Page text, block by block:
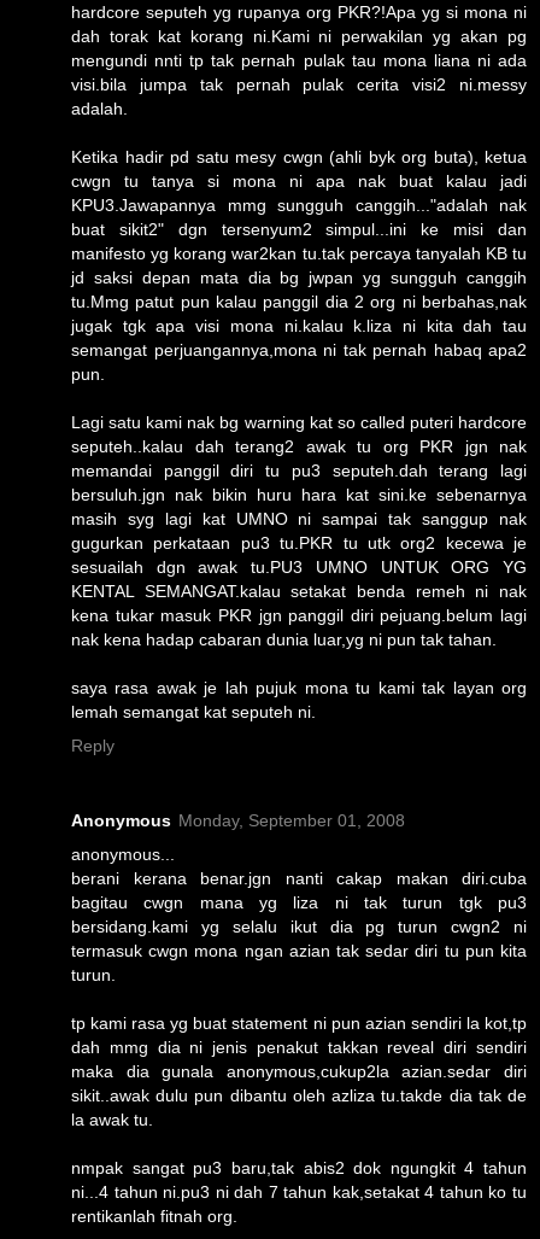
hardcore seputeh yg rupanya org PKR?!Apa yg si mona ni
dah torak kat korang ni.Kami ni perwakilan yg akan pg
mengundi nnti tp tak pernah pulak tau mona liana ni ada
visi.bila jumpa tak pernah pulak cerita visi2 ni.messy
adalah.
Ketika hadir pd satu mesy cwgn (ahli byk org buta), ketua
cwgn tu tanya si mona ni apa nak buat kalau jadi
KPU3.Jawapannya mmg sungguh canggih..."adalah nak
buat sikit2" dgn tersenyum2 simpul...ini ke misi dan
manifesto yg korang war2kan tu.tak percaya tanyalah KB tu
jd saksi depan mata dia bg jwpan yg sungguh canggih
tu.Mmg patut pun kalau panggil dia 2 org ni berbahas,nak
jugak tgk apa visi mona ni.kalau k.liza ni kita dah tau
semangat perjuangannya,mona ni tak pernah habaq apa2
pun.
Lagi satu kami nak bg warning kat so called puteri hardcore
seputeh..kalau dah terang2 awak tu org PKR jgn nak
memandai panggil diri tu pu3 seputeh.dah terang lagi
bersuluh.jgn nak bikin huru hara kat sini.ke sebenarnya
masih syg lagi kat UMNO ni sampai tak sanggup nak
gugurkan perkataan pu3 tu.PKR tu utk org2 kecewa je
sesuailah dgn awak tu.PU3 UMNO UNTUK ORG YG
KENTAL SEMANGAT.kalau setakat benda remeh ni nak
kena tukar masuk PKR jgn panggil diri pejuang.belum lagi
nak kena hadap cabaran dunia luar,yg ni pun tak tahan.
saya rasa awak je lah pujuk mona tu kami tak layan org
lemah semangat kat seputeh ni.
Reply
Anonymous Monday, September 01, 2008
anonymous...
berani kerana benar.jgn nanti cakap makan diri.cuba
bagitau cwgn mana yg liza ni tak turun tgk pu3
bersidang.kami yg selalu ikut dia pg turun cwgn2 ni
termasuk cwgn mona ngan azian tak sedar diri tu pun kita
turun.
tp kami rasa yg buat statement ni pun azian sendiri la kot,tp
dah mmg dia ni jenis penakut takkan reveal diri sendiri
maka dia gunala anonymous,cukup2la azian.sedar diri
sikit..awak dulu pun dibantu oleh azliza tu.takde dia tak de
la awak tu.
nmpak sangat pu3 baru,tak abis2 dok ngungkit 4 tahun
ni...4 tahun ni.pu3 ni dah 7 tahun kak,setakat 4 tahun ko tu
rentikanlah fitnah org.